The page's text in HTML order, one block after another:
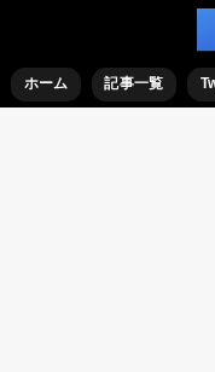
ホーム 記事一覧